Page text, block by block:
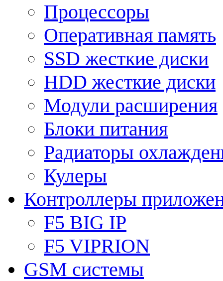
Процессоры
Оперативная память
SSD жесткие диски
HDD жесткие диски
Модули расширения
Блоки питания
Радиаторы
Кулеры
Контроллеры
F5 BIG IP
F5 VIPRION
GSM системы